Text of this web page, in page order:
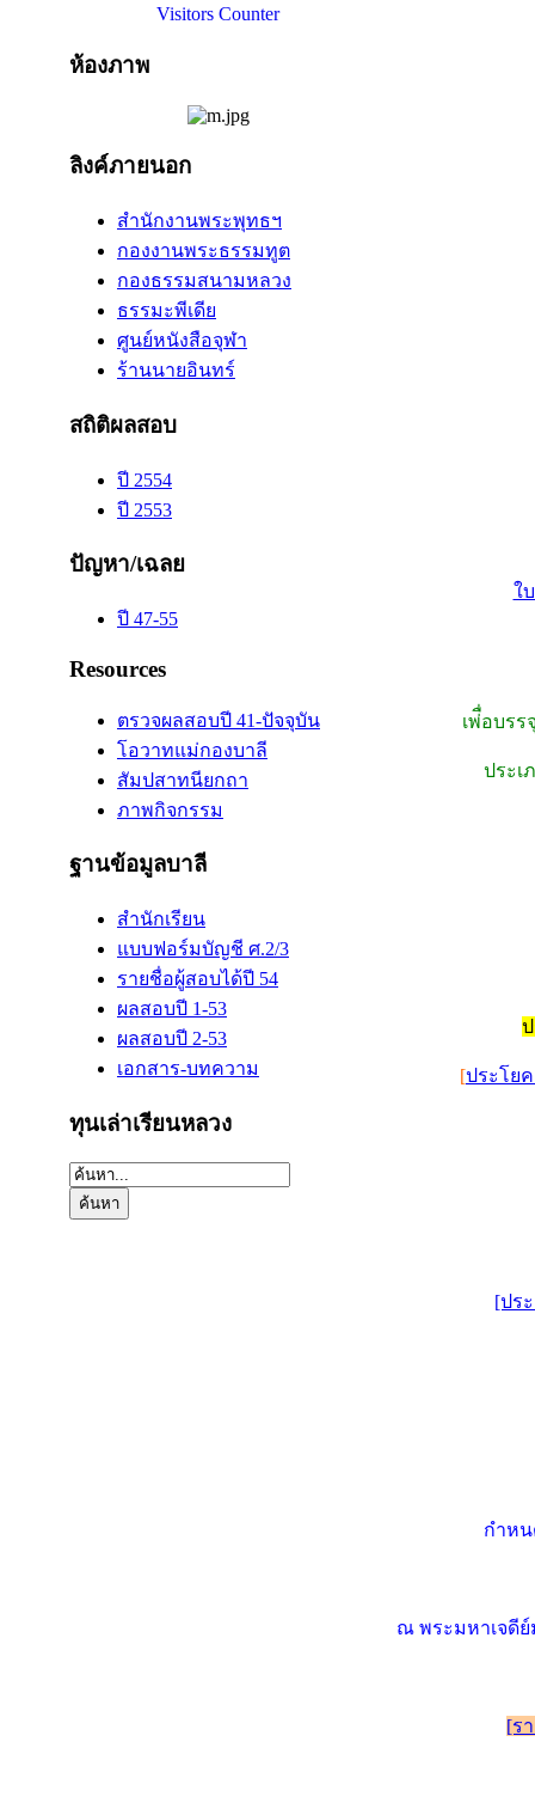
Visitors Counter
ห้องภาพ
ลิงค์ภายนอก
สำนักงานพระพุทธฯ
กองงานพระธรรมทูต
กองธรรมสนามหลวง
ธรรมะพีเดีย
ศูนย์หนังสือจุฬา
ร้านนายอินทร์
สถิติผลสอบ
ปี 2554
ปี 2553
ปัญหา/เฉลย
ปี 47-55
Resources
ตรวจผลสอบปี 41-ปัจจุบัน
โอวาทแม่กองบาลี
สัมปสาทนียกถา
ภาพกิจกรรม
ฐานข้อมูลบาลี
สำนักเรียน
แบบฟอร์มบัญชี ศ.2/3
รายชื่อผู้สอบได้ปี 54
ผลสอบปี 1-53
ผลสอบปี 2-53
เอกสาร-บทความ
ทุนเล่าเรียนหลวง
ใ
เพ่ื่อบรร
ประเ
[ประโย
[ปร
กำหน
ณ พระมหาเจดี
[ร